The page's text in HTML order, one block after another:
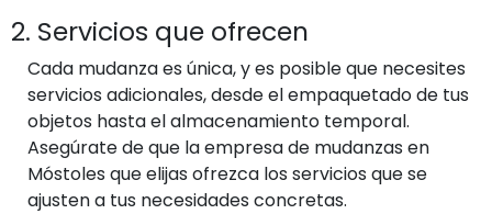
2. Servicios que ofrecen
Cada mudanza es única, y es posible que necesites
servicios adicionales, desde el empaquetado de tus
objetos hasta el almacenamiento temporal.
Asegúrate de que la empresa de mudanzas en
Móstoles que elijas ofrezca los servicios que se
ajusten a tus necesidades concretas.